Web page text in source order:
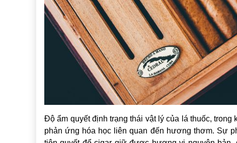
Độ ẩm quyết định trạng thái vật lý của lá thuốc,
phản ứng hóa học liên quan đến hương thơm. Sự